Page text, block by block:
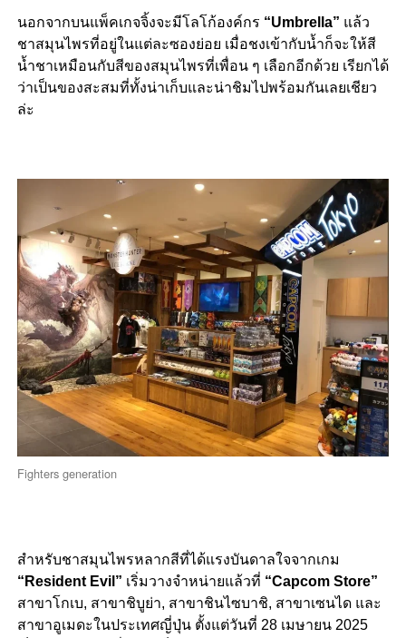
นอกจากบนแพ็คเกจจิ้งจะมีโลโก้องค์กร “Umbrella” แล้ว
ชาสมุนไพรที่อยู่ในแต่ละซองย่อย เมื่อชงเข้ากับน้ำก็จะให้สี
น้ำชาเหมือนกับสีของสมุนไพรที่เพื่อน ๆ เลือกอีกด้วย เรียกได้
ว่าเป็นของสะสมที่ทั้งน่าเก็บและน่าชิมไปพร้อมกันเลยเชียว
ล่ะ
Fighters generation
สำหรับชาสมุนไพรหลากสีที่ได้แรงบันดาลใจจากเกม
“Resident Evil” เริ่มวางจำหน่ายแล้วที่ “Capcom Store”
สาขาโกเบ, สาขาชิบูย่า, สาขาชินไซบาชิ, สาขาเซนได และ
สาขาอูเมดะในประเทศญี่ปุ่น ตั้งแต่วันที่ 28 เมษายน 2025